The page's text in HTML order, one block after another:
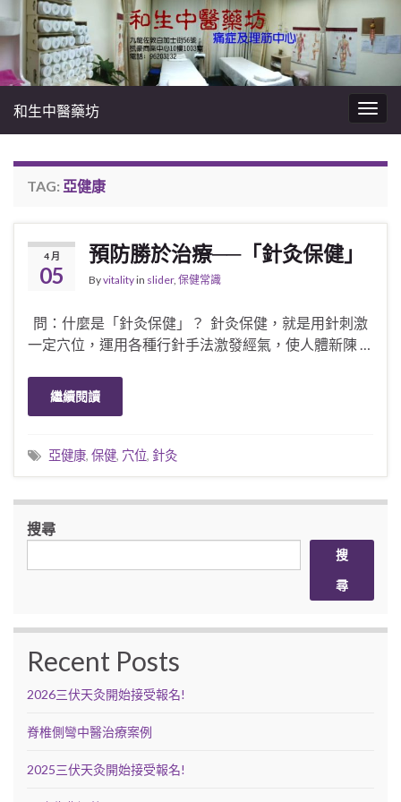
和生中醫藥坊
TAG: 亞健康
4 月
05
預防勝於治療──「針灸保健」
Byvitalityin slider, 保健常識
問：什麼是「針灸保健」？ 針灸保健，就是用針刺激
一定穴位，運用各種行針手法激發經氣，使人體新陳 …
繼續閱讀
亞健康, 保健, 穴位, 針灸
搜尋
搜
尋
Recent Posts
2026三伏天灸開始接受報名!
脊椎側彎中醫治療案例
2025三伏天灸開始接受報名!